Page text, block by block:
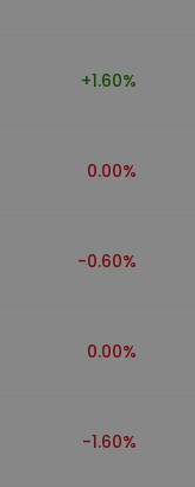
+1.60%
0.00%
-0.60%
0.00%
-1.60%